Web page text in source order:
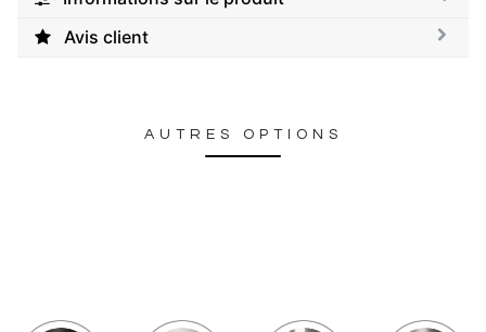
Avis client
AUTRES OPTIONS